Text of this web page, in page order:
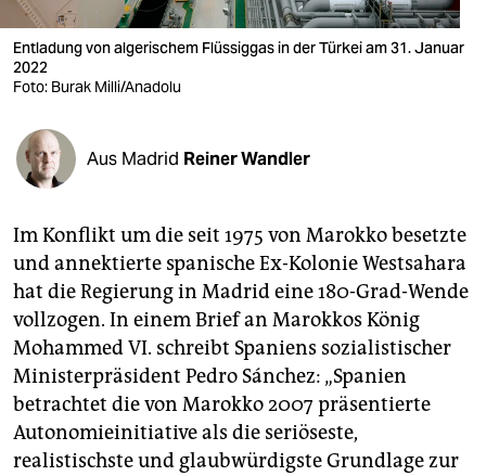
verlag
verlag
shop
fragen & hilfe
unterstützen
abo
genossenschaft
epaper login
Entladung von algerischem Flüssiggas in der Türkei am 31. Januar
2022
Foto: Burak Milli/Anadolu
Aus Madrid Reiner Wandler
Im Konflikt um die seit 1975 von Marokko besetzte
und annektierte spanische Ex-Kolonie Westsahara
hat die Regierung in Madrid eine 180-Grad-Wende
vollzogen. In einem Brief an Marokkos König
Mohammed VI. schreibt Spaniens sozialistischer
Ministerpräsident Pedro Sánchez: „Spanien
betrachtet die von Marokko 2007 präsentierte
Autonomieinitiative als die seriöseste,
realistischste und glaubwürdigste Grundlage zur